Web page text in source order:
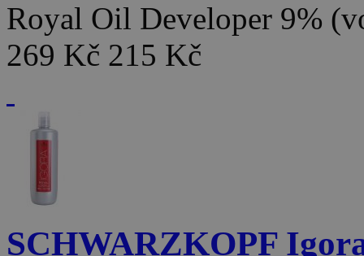
Royal Oil Developer 9%
269 Kč 215 Kč
SCHWARZKOPF